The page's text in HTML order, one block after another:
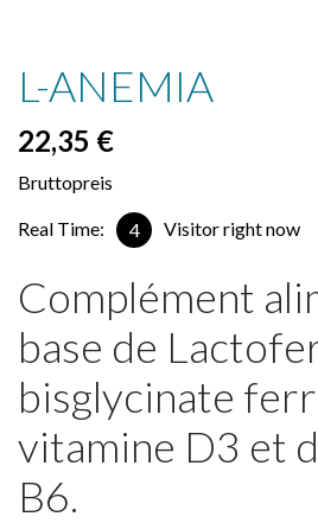
L-ANEMIA
22,35 €
Bruttopreis
Real Time: 6 Visitor right now
Complément
base de
bisglycinate
vitamine D3 et
B6.